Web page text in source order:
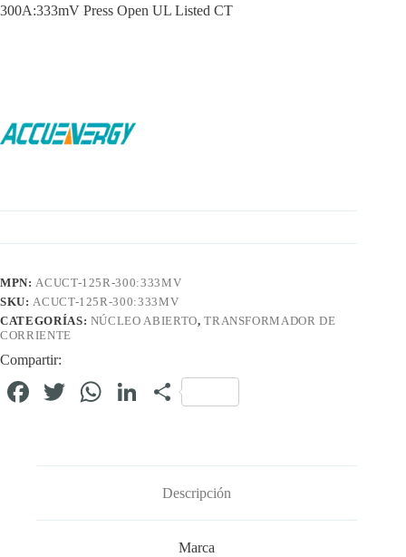
300A:333mV Press Open UL Listed CT
MPN: ACUCT-125R-300:333MV
SKU: ACUCT-125R-300:333MV
CATEGORÍAS: NÚCLEO ABIERTO,TRANSFORMADOR DE
CORRIENTE
Compartir:
Fa T
W
Li C
rti
r
Descripción
Marca